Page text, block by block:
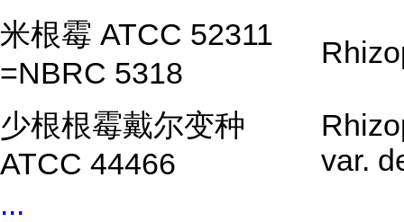
米根霉 ATCC 52311
=NBRC 5318
少根根霉戴尔变种
ATCC 44466
var.
...